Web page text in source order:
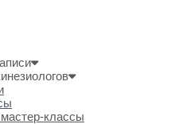
классы